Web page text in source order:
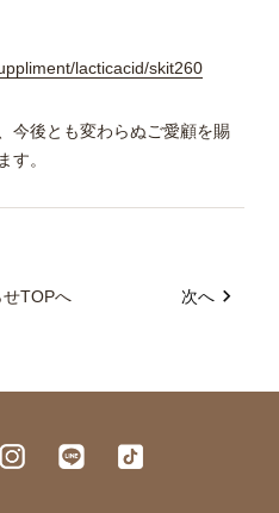
lacticacid/skit260
今後とも変わらぬご愛顧を賜
す。
せTOPへ 次へ